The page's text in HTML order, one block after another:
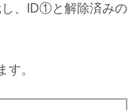
、ID①と解除済みの
す。